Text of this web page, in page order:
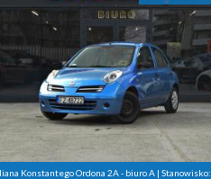
Konstantego Ordona 2A - biuro A | Stanowisko: